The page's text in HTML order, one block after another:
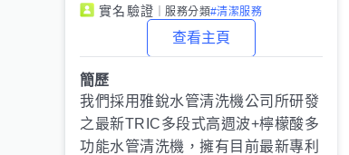
實名驗證 ｜服務分類#清潔服務
查看主頁
簡歷
我們採用雅銳水管清洗機公司所研發
之最新TRIC多段式高週波+檸檬酸多
功能水管清洗機，擁有目前最新專利